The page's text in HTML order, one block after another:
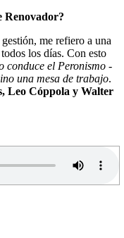
Renovador?
me refiero a una
los días. Con esto
conduce el Peronismo -
una mesa de trabajo.
Leo Cóppola y Walter